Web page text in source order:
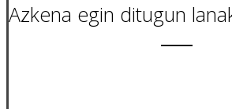
Azkena egin ditugun